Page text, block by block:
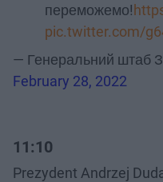
переможемо!
pic.twitter.com/
— Генеральний штаб
February 28, 2022
11:10
Prezydent Andrzej